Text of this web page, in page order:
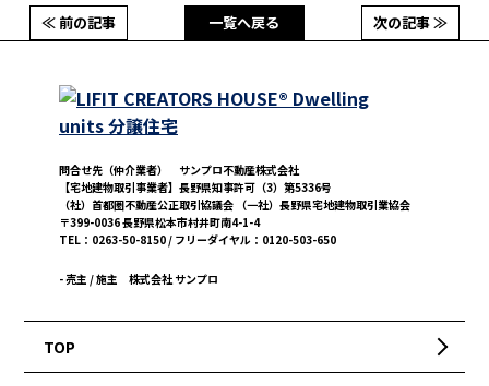
次の記事 ≫
≪ 前の記事 一覧へ戻る
問合せ先（仲介業者） サンプロ不動産株式会社
【宅地建物取引事業者】長野県知事許可（3）第5336号
（社）首都圏不動産公正取引協議会 （一社）長野県宅地建物取引業協会
〒399-0036 長野県松本市村井町南4-1-4
TEL：0263-50-8150 / フリーダイヤル：0120-503-650
- 売主 / 施主 株式会社 サンプロ
TOP